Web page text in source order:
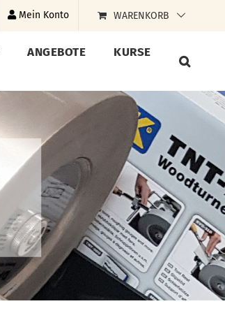
Mein Konto WARENKORB
ANGEBOTE KURSE